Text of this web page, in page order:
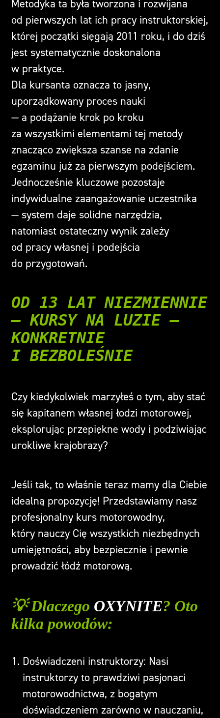
Metodyka ta była tworzona i rozwijana
od pierwszych lat ich pracy instruktorskiej,
której początki sięgają 2011 roku, i do dziś
jest systematycznie doskonalona
w praktyce.
Dla kursanta oznacza to jasny,
uporządkowany proces nauki
— a podążanie krok po kroku
za wszystkimi elementami tej metody
znacząco zwiększa szanse na zdanie
egzaminu już za pierwszym podejściem.
Jednocześnie kluczowe pozostaje
indywidualne zaangażowanie uczestnika
— system daje solidne narzędzia,
natomiast ostateczny wynik zależy
od pracy własnej i podejścia
do przygotowań.
OD 13 LAT NIEZMIENNIE
– KURSY NA LUZIE –
KONKRETNIE
I BEZBOLEŚNIE
Czy kiedykolwiek marzyłeś o tym, aby stać
się kapitanem własnej łodzi motorowej,
eksplorując przepiękne wody i podziwiając
urokliwe krajobrazy?
Jeśli tak, to właśnie teraz mamy dla Ciebie
idealną propozycję! Przedstawiamy nasz
profesjonalny kurs motorowodny,
który nauczy Cię wszystkich niezbędnych
umiejętności, aby bezpiecznie i pewnie
prowadzić łódź motorową.
💡 Dlaczego OXYNITE? Oto
kilka powodów:
Doświadczeni instruktorzy: Nasi
instruktorzy to prawdziwi pasjonaci
motorowodnictwa, z bogatym
doświadczeniem zarówno w nauczaniu,